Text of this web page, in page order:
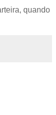
quando